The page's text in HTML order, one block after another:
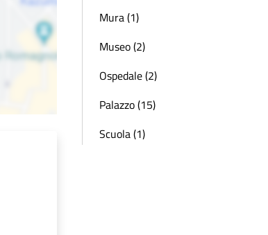
Mura (1)
Museo (2)
Ospedale (2)
Palazzo (15)
Scuola (1)